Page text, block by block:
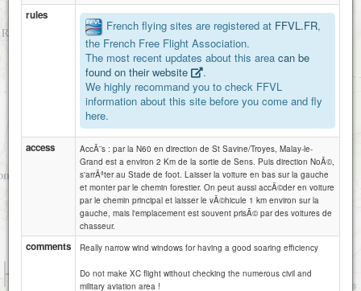
Attributions
rules
French flying sites are registered at FFVL.FR,
the French Free Flight Association.
The most recent updates about this area can be
found on their website
.
We highly recommand you to check FFVL
information about this site before you come and fly
here.
access
AccÃ¨s : par la N60 en direction de St Savine/Troyes, Malay-le-
Grand est a environ 2 Km de la sortie de Sens. Puis direction NoÃ©,
s'arrÃªter au Stade de foot. Laisser la voiture en bas sur la gauche
et monter par le chemin forestier. On peut aussi accÃ©der en voiture
par le chemin principal et laisser le vÃ©hicule 1 km environ sur la
gauche, mais l'emplacement est souvent prisÃ© par des voitures de
chasseur.
comments Really narrow wind windows for having a good soaring efficiency
Do not make XC flight without checking the numerous civil and
military aviation area !